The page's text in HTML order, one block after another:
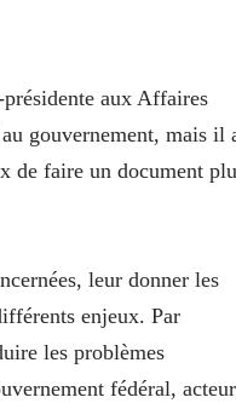
aux Affaires
gouvernement, mais il
de faire un document
leur donner les
enjeux. Par
les problèmes
fédéral, acteur